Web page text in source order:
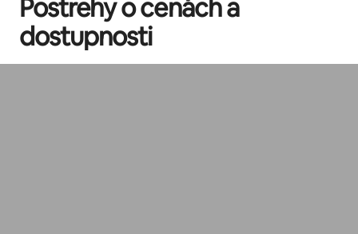
Postrehy o cenách a
dostupnosti